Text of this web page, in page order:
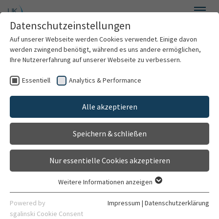
Zum Hauptinhalt springen
Willkommen
Über uns
Für Patienten
Für Ärzte
Augenklinik
Stellenausschreibungen
Datenschutzeinstellungen
Auf unserer Webseite werden Cookies verwendet. Einige davon
werden zwingend benötigt, während es uns andere ermöglichen,
Ihre Nutzererfahrung auf unserer Webseite zu verbessern.
Essentiell Analytics & Performance
Alle akzeptieren
Speichern & schließen
Nur essentielle Cookies akzeptieren
Essentielle Cookies werden für grundlegende Funktionen der
Webseite benötigt. Dadurch ist gewährleistet, dass die
Weitere Informationen anzeigen
Powered by
sgalinski Cookie Consent
Impressum | Datenschutzerklärung